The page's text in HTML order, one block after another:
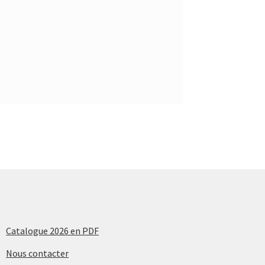
Catalogue 2026 en PDF
Nous contacter